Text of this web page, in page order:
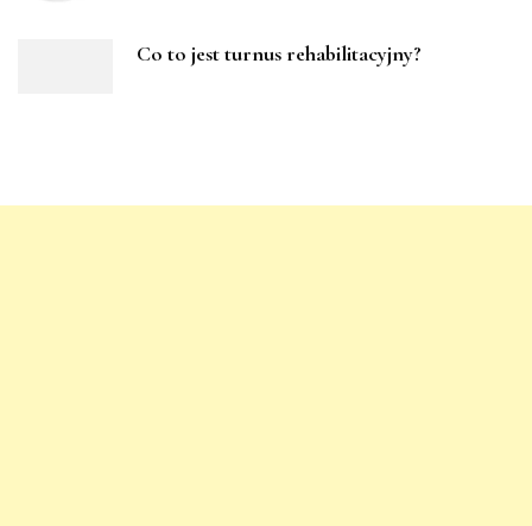
Co to jest turnus rehabilitacyjny?